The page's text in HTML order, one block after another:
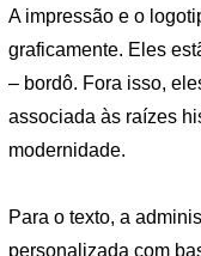
A impressão e o
graficamente. Eles
– bordô. Fora isso,
associada às raízes
modernidade.
Para o texto, a
personalizada com